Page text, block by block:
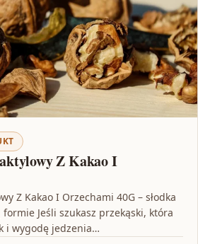
Z Kakao I
Z Kakao I Orzechami 40G – słodka
Jeśli szukasz przekąski, która
i wygodę jedzenia…